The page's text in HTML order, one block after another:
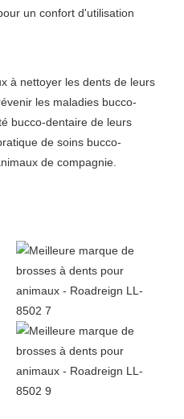
un confort d'utilisation
à nettoyer les dents de leurs
les maladies bucco-
bucco-dentaire de leurs
de soins bucco-
de compagnie.